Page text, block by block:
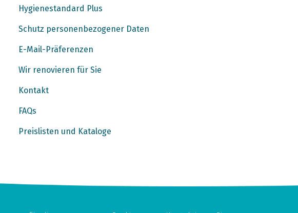
Hygienestandard Plus
Schutz personenbezogener Daten
E-Mail-Präferenzen
Wir renovieren für Sie
Kontakt
FAQs
Preislisten und Kataloge